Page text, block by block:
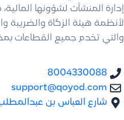
إدارة المنشآت لشؤونها
لأنظمة هيئة الزكاة والضريبة
والتي تخدم جميع القطاعات
8004330088
support@qoyod.com
شارع العباس بن